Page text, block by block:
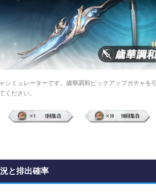
シミュレーターです。歳華調和ピックアップガチャを
ください。
と排出確率